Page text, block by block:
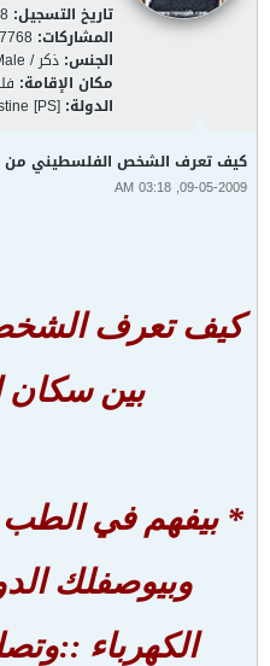
تاريخ التسجيل:
المشاركات: 7768
الجنس: ذكر / Male
مكان الإقامة:
الدولة: [PS]
كيف تعرف الشخص الفلسطيني من
09-05-2009, 03:18 AM
كيف تعرف
بين سكان
* بيفهم في
وبيوصفلك
الكهرباء